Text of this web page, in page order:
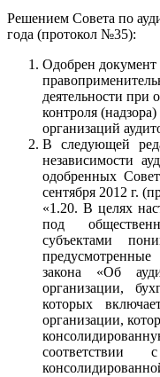
Решением Совета по
года (протокол №35):
Одобрен
деятельности при
контроля
организаций
В следующей
независимости
одобренных
сентября 2012 г.
«1.20. В целях
под
субъектами
закона «Об
организации,
которых
организации,